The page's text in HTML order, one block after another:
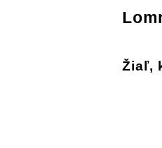
Žiaľ,